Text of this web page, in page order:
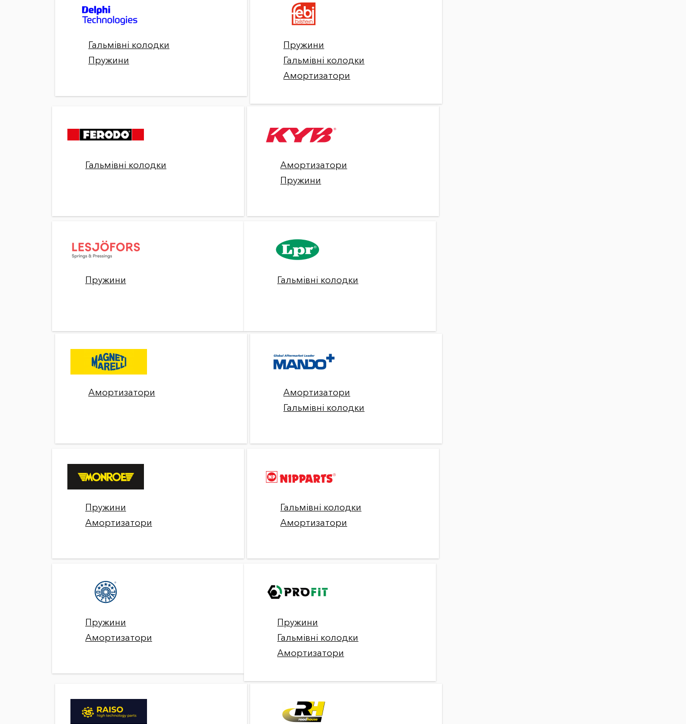
Гальмівні колодки
Пружини
Пружини
Гальмівні колодки
Амортизатори
Гальмівні колодки
Амортизатори
Пружини
Пружини Гальмівні колодки
Амортизатори
Амортизатори
Гальмівні колодки
Пружини
Амортизатори
Гальмівні колодки
Амортизатори
Пружини
Амортизатори
Пружини
Гальмівні колодки
Амортизатори